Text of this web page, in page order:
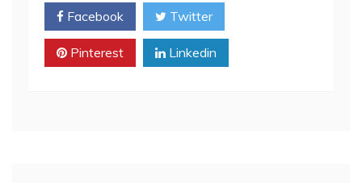
Facebook Twitter
Pinterest Linkedin